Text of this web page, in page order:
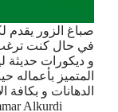
صباغ الزور يقدم
في حال كنت
و ديكورات حديثة
المتميز بأعماله
الدهانات و
Alkurdi